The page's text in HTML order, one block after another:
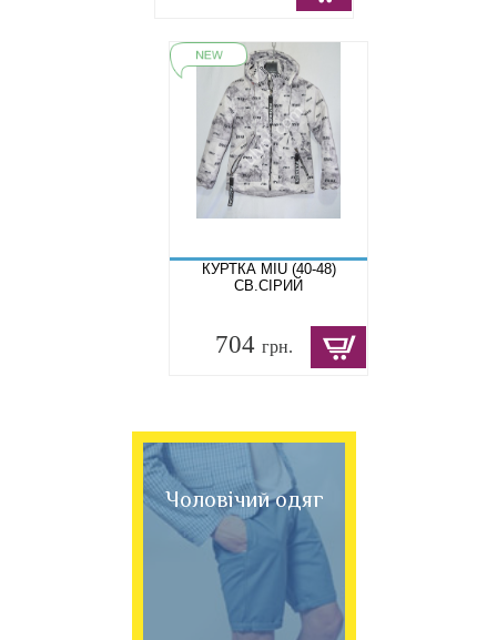
КУРТКА MIU (40-48)
СВ.СІРИЙ
704 грн.
Чоловічий одяг